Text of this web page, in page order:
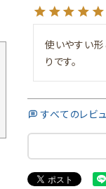
使いやすい
りです。
すべてのレビ